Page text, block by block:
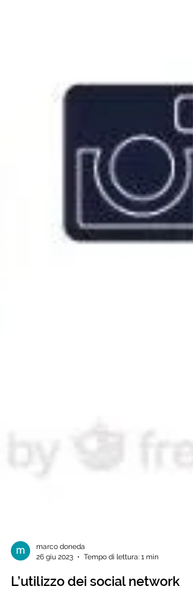
26 giu 2023
Tempo di lettura: 1 min